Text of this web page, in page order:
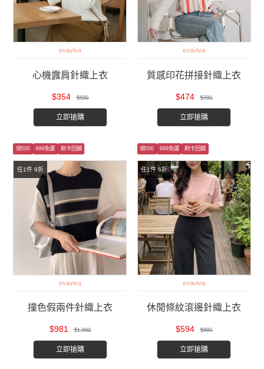
evaviva
心機露肩針織上衣
$354 $590
立即搶購
evaviva
質感印花拼接針織上衣
$474 $790
立即搶購
任1件 9折
領500 999免運 刷卡回饋
evaviva
撞色假兩件針織上衣
$981 $1,090
立即搶購
任1件 6折
領500 999免運 刷卡回饋
evaviva
休閒條紋滾邊針織上衣
$594 $990
立即搶購